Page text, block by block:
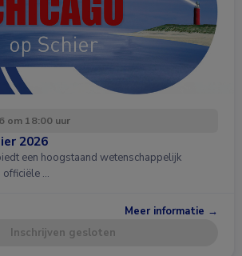
om 18:00 uur
2026
een hoogstaand wetenschappelijk
officiële …
Meer informatie →
Inschrijven gesloten